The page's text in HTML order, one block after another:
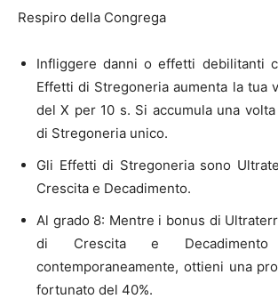
Respiro della Congrega
Infliggere danni o effetti debilitanti
Effetti di Stregoneria aumenta la tua
del X per 10 s. Si accumula una
di Stregoneria unico.
Gli Effetti di Stregoneria sono
Crescita e Decadimento.
Al grado 8: Mentre i bonus di
di Crescita e
contemporaneamente, ottieni una
fortunato del 40%.